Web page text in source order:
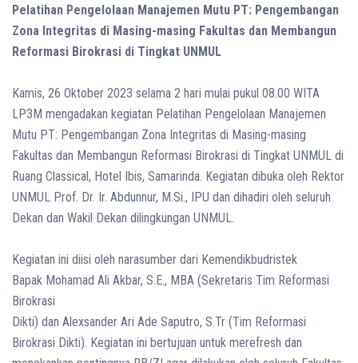
Pelatihan Pengelolaan Manajemen Mutu PT: Pengembangan
Zona Integritas di Masing-masing Fakultas dan Membangun
Reformasi Birokrasi di Tingkat UNMUL
Kamis, 26 Oktober 2023 selama 2 hari mulai pukul 08.00 WITA
LP3M mengadakan kegiatan Pelatihan Pengelolaan Manajemen
Mutu PT: Pengembangan Zona Integritas di Masing-masing
Fakultas dan Membangun Reformasi Birokrasi di Tingkat UNMUL di
Ruang Classical, Hotel Ibis, Samarinda. Kegiatan dibuka oleh Rektor
UNMUL Prof. Dr. Ir. Abdunnur, M.Si., IPU dan dihadiri oleh seluruh
Dekan dan Wakil Dekan dilingkungan UNMUL.
Kegiatan ini diisi oleh narasumber dari Kemendikbudristek
Bapak Mohamad Ali Akbar, S.E., MBA (Sekretaris Tim Reformasi
Birokrasi
Dikti) dan Alexsander Ari Ade Saputro, S.Tr (Tim Reformasi
Birokrasi Dikti). Kegiatan ini bertujuan untuk merefresh dan